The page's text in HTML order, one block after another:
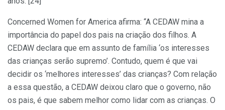
Concerned Women for America afirma: “A CEDAW mina a
importância do papel dos pais na criação dos filhos. A
CEDAW declara que em assunto de família ‘os interesses
das crianças serão supremo’. Contudo, quem é que vai
decidir os ‘melhores interesses’ das crianças? Com relação
a essa questão, a CEDAW deixou claro que o governo, não
os pais, é que sabem melhor como lidar com as crianças. O